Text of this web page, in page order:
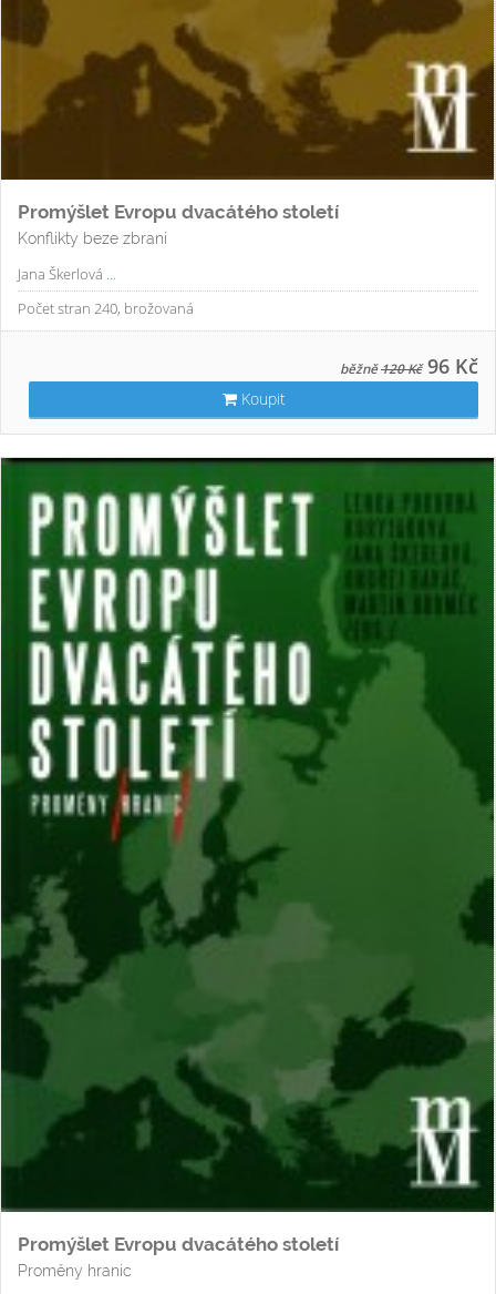
Promýšlet Evropu dvacátého století
Konflikty beze zbraní
Jana Škerlová ...
Počet stran 240, brožovaná
běžně120 Kč 96 Kč
Koupit
Promýšlet Evropu dvacátého století
Proměny hranic